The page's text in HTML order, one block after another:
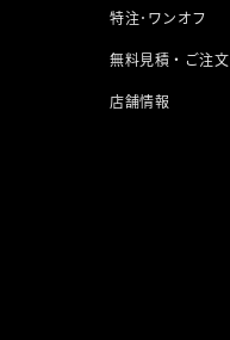
特注･ワンオフ
無料見積・ご注文
店舗情報